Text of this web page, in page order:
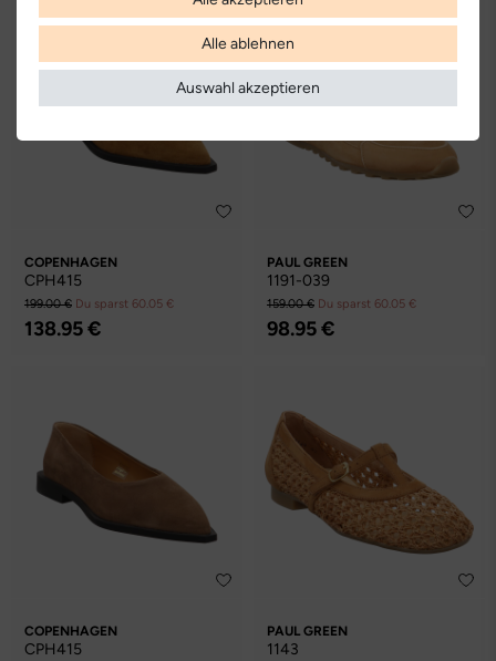
COPENHAGEN
CPH415
199.00 € Du sparst 60.05 €
138.95 €
PAUL GREEN
1191-039
159.00 € Du sparst 60.05 €
98.95 €
COPENHAGEN
CPH415
PAUL GREEN
1143
Alle ablehnen
Auswahl akzeptieren